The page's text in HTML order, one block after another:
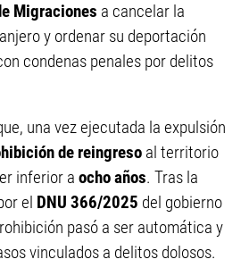
Migraciones a cancelar la
y ordenar su deportación
condenas penales por delitos
una vez ejecutada la expulsión
de reingreso al territorio
inferior a ocho años. Tras la
el DNU 366/2025 del gobierno
pasó a ser automática y
vinculados a delitos dolosos.